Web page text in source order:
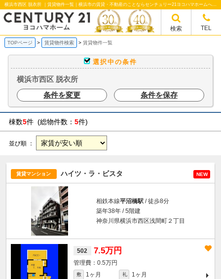
横浜市西区 脱衣所 ｜賃貸物件一覧｜横浜市の賃貸・不動産のことならセンチュリー21ヨコハマホームへ！横浜市の賃貸仲介や不動産売却・買取、不動産管理など不動産のことならなんでもご相談ください。
検索 TEL
TOPページ 賃貸物件検索 賃貸物件一覧
選択中の条件
横浜市西区 脱衣所
条件を変更
条件を保存
棟数5件 (総物件数： 5件)
並び順 ：
賃貸マンション ハイツ・ラ・ビスタ NEW
相鉄本線平沼橋駅 / 徒歩8分
築年38年 / 5階建
神奈川県横浜市西区浅間町２丁目
502 7.5万円
0.5万円
敷 1ヶ月 礼
1ヶ月